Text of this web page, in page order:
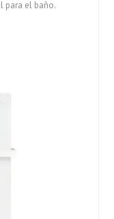
para el baño.